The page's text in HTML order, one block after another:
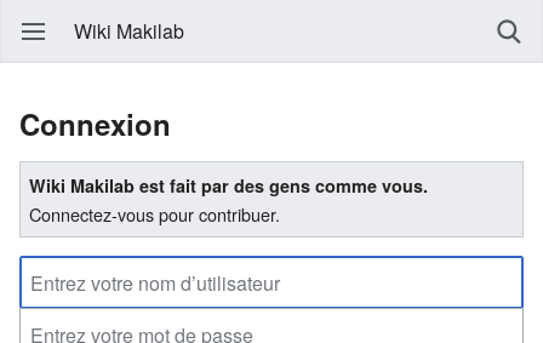
Wiki Makilab
Connexion
Wiki Makilab est fait par des gens comme vous.
Connectez-vous pour contribuer.